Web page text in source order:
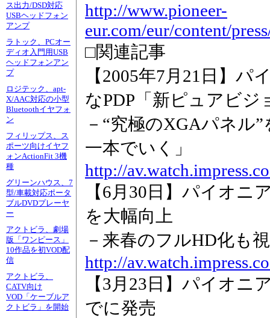
ス出力/DSD対応
USBヘッドフォン
アンプ
ラトック、PCオー
ディオ入門用USB
ヘッドフォンアン
プ
ロジテック、apt-
X/AAC対応の小型
Bluetoothイヤフォ
ン
フィリップス、ス
ポーツ向けイヤフ
ォンActionFit 3機
種
グリーンハウス、7
型/車載対応ポータ
ブルDVDプレーヤ
ー
アクトビラ、劇場
版「ワンピース」
10作品を初VOD配
信
アクトビラ、
CATV向け
VOD「ケーブルア
クトビラ」を開始
http://www.pioneer-
eur.com/eur/content/
□関連記事
【2005年7月21日】パ
なPDP「新ピュアビジ
－“究極のXGAパネル
一本でいく」
http://
【6月30日】パイオ
を大幅向上
－来春のフルHD化も
http://
【3月23日】パイオニ
でに発売